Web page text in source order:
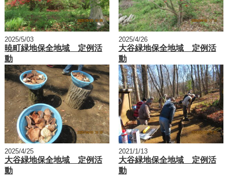
2025/5/03
暁町緑地保全地域 定例活
動
2025/4/26
大谷緑地保全地域 定例活
動
2025/4/25
大谷緑地保全地域 定例活
動
2021/1/13
大谷緑地保全地域 定例活
動